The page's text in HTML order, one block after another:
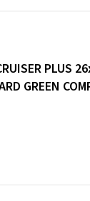
PLUS
GREEN